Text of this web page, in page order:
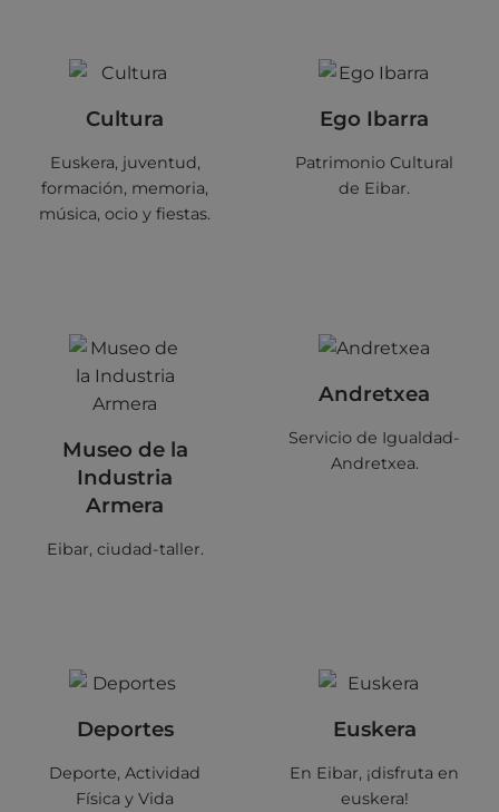
Cultura
Euskera, juventud,
formación, memoria,
música, ocio y fiestas.
Ego Ibarra
Patrimonio Cultural
de Eibar.
Museo de la
Industria
Armera
Eibar, ciudad-taller.
Andretxea
Servicio de Igualdad-
Andretxea.
Deportes
Deporte, Actividad
Física y Vida
Euskera
En Eibar, ¡disfruta en
euskera!